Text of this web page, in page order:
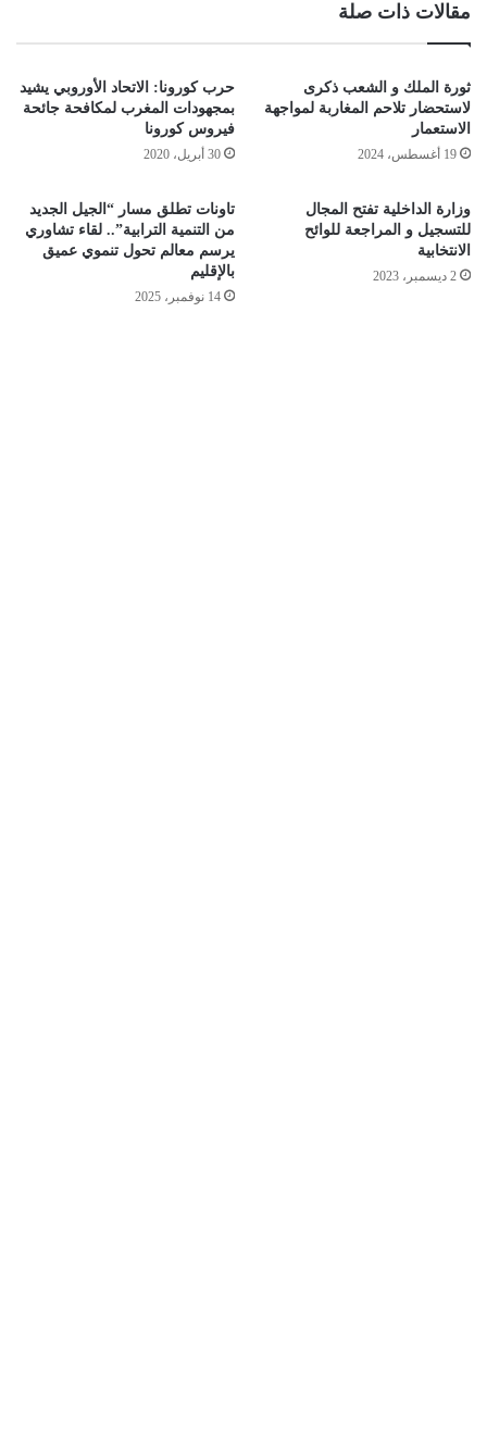
مقالات ذات صلة
ثورة الملك و الشعب ذكرى
لاستحضار تلاحم المغاربة لمواجهة
الاستعمار
19 أغسطس، 2024
حرب كورونا: الاتحاد الأوروبي يشيد
بمجهودات المغرب لمكافحة جائحة
فيروس كورونا
30 أبريل، 2020
وزارة الداخلية تفتح المجال
للتسجيل و المراجعة للوائح
الانتخابية
2 ديسمبر، 2023
تاونات تطلق مسار “الجيل الجديد
من التنمية الترابية”.. لقاء تشاوري
يرسم معالم تحول تنموي عميق
بالإقليم
14 نوفمبر، 2025